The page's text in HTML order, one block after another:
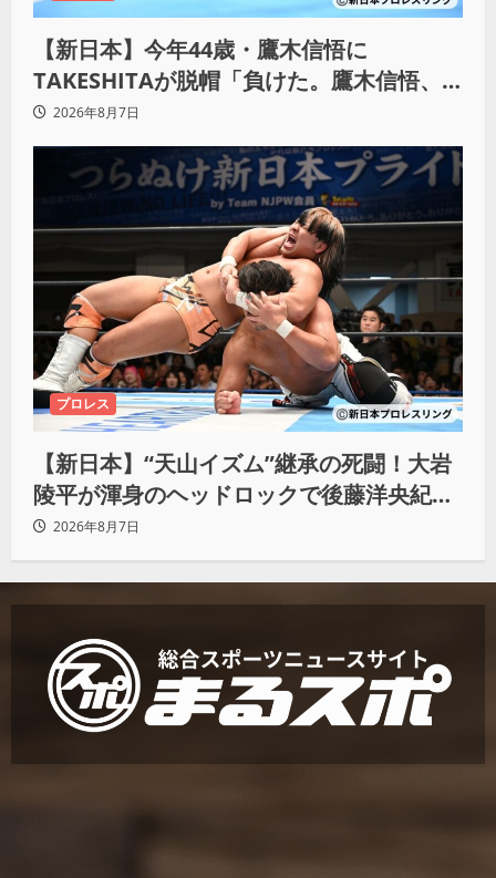
【新日本】今年44歳・鷹木信悟に
TAKESHITAが脱帽「負けた。鷹木信悟、
強いわ！」
2026年8月7日
プロレス
【新日本】“天山イズム”継承の死闘！大岩
陵平が渾身のヘッドロックで後藤洋央紀か
らタップ奪取 執念の「リベンジ＆4勝目」
2026年8月7日